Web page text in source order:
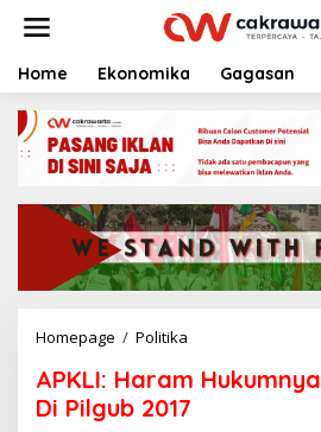
t
Home Ekonomika Gagasan
Homepage / Politika
K
L
APKLI: Haram
Di Pilgub 2017